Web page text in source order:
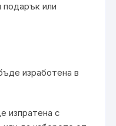
подарък или
изработена в
изпратена с